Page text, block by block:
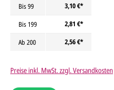
Bis99
3,10 €*
Bis 199
2,81 €*
Ab 200 2,56 €*
Preise inkl. MwSt. zzgl. Versandkosten